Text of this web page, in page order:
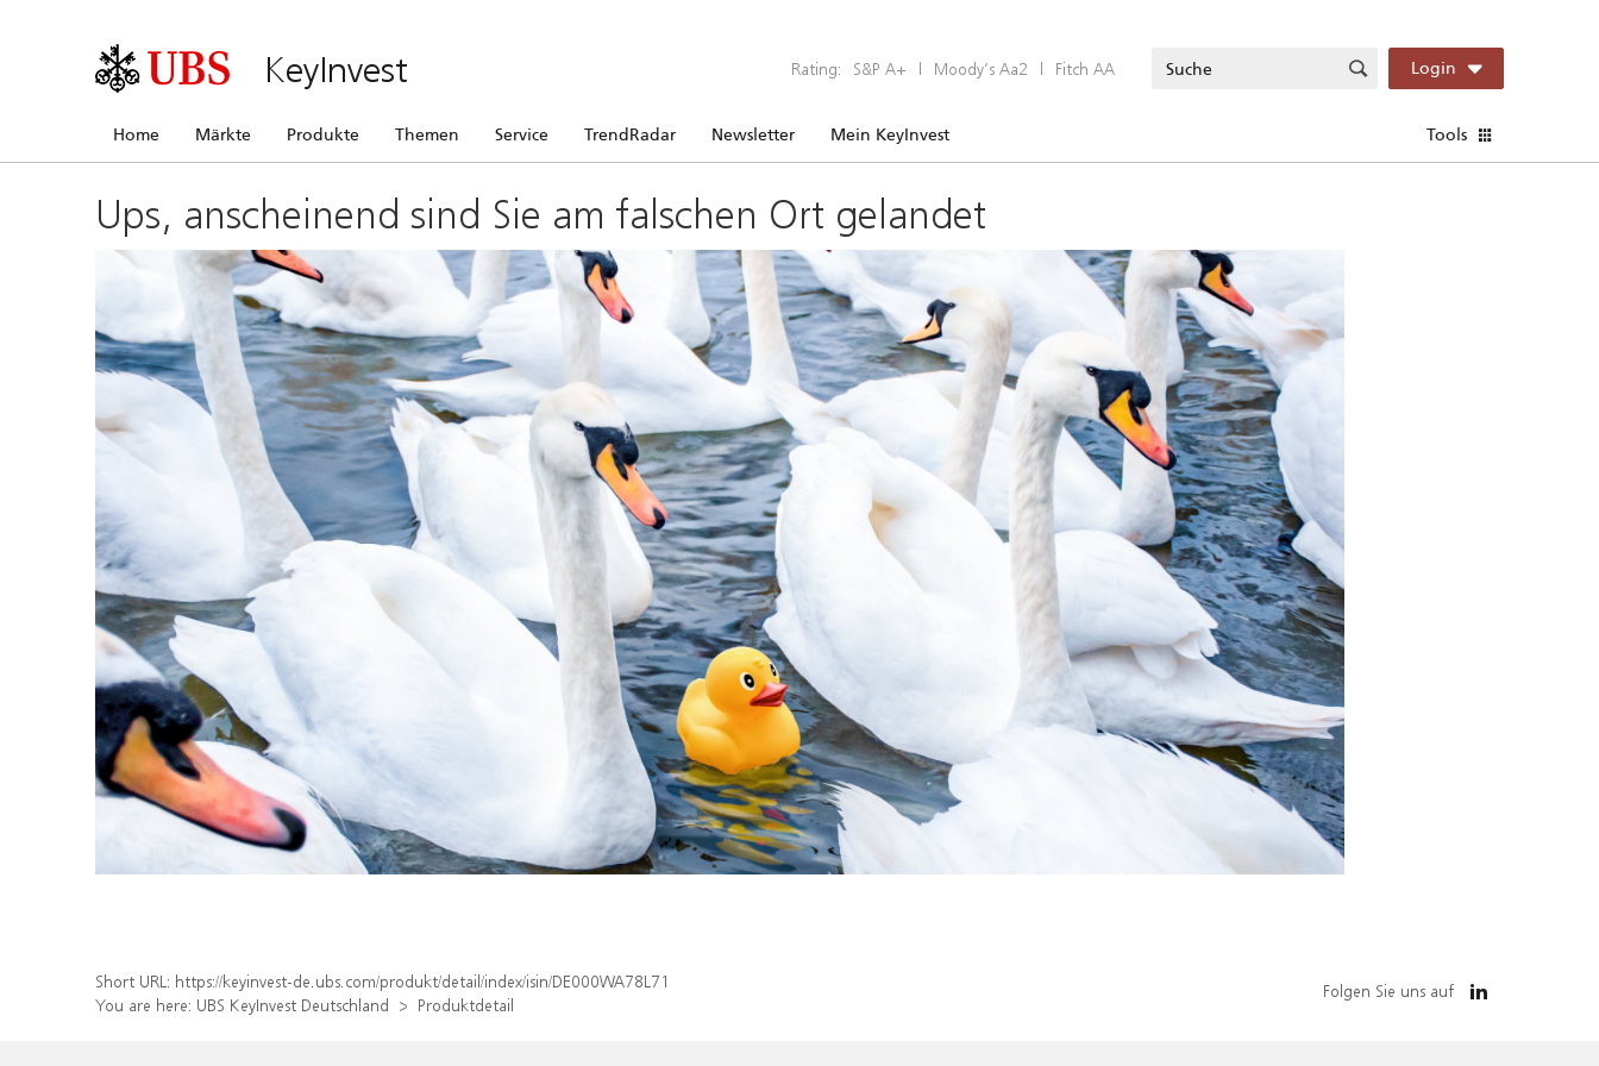
KeyInvest Rating: S&P A+ | Moody’s Aa2 | Fitch AA Login
Home Märkte Produkte Themen Service TrendRadar Newsletter Mein KeyInvest Tools
Ups, anscheinend sind Sie am falschen Ort gelandet
Short URL: https://keyinvest-de.ubs.com/produkt/detail/index/isin/DE000WA78L71
You are here: UBS KeyInvest Deutschland Produktdetail
Folgen Sie uns auf